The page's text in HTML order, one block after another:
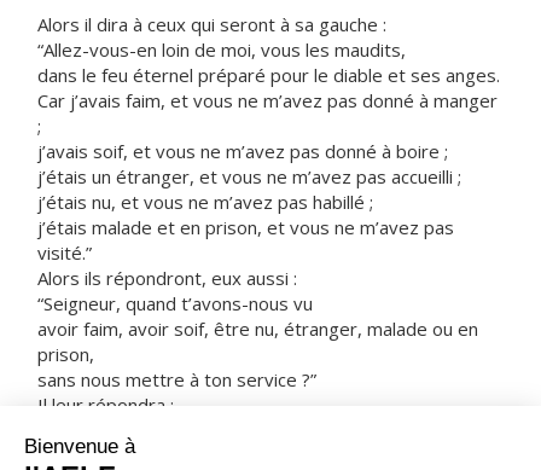
Alors il dira à ceux qui seront à sa gauche :
“Allez-vous-en loin de moi, vous les maudits,
dans le feu éternel préparé pour le diable et ses anges.
Car j’avais faim, et vous ne m’avez pas donné à manger
;
j’avais soif, et vous ne m’avez pas donné à boire ;
j’étais un étranger, et vous ne m’avez pas accueilli ;
j’étais nu, et vous ne m’avez pas habillé ;
j’étais malade et en prison, et vous ne m’avez pas
visité.”
Alors ils répondront, eux aussi :
“Seigneur, quand t’avons-nous vu
avoir faim, avoir soif, être nu, étranger, malade ou en
prison,
sans nous mettre à ton service ?”
Il leur répondra :
chaque fois que vous ne l’avez pas fait